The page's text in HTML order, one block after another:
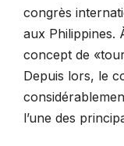
congrès
aux Philippines.
concept de
Depuis lors, le
l’une des